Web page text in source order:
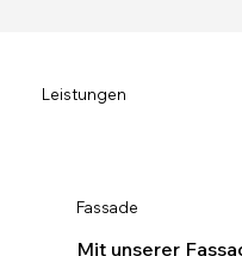
Mit unserer
Fassade
Leistungen